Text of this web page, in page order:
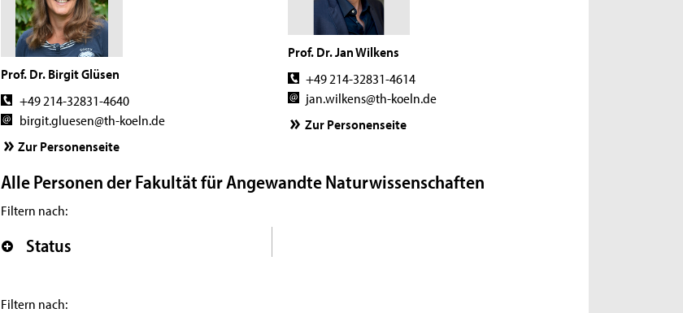
Prof. Dr. Birgit Glüsen
+49 214-32831-4640
birgit.gluesen@th-koeln.de
Zur Personenseite
Prof. Dr. Jan Wilkens
+49 214-32831-4614
jan.wilkens@th-koeln.de
Zur Personenseite
Alle Personen der Fakultät für Angewandte Naturwissenschaften
Filtern nach:
Status
Filtern nach: